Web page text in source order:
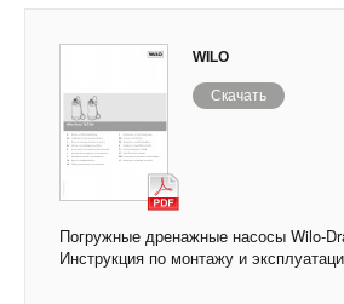
WILO
Скачать
Погружные дренажные насосы Wilo-
Инструкция по монтажу и